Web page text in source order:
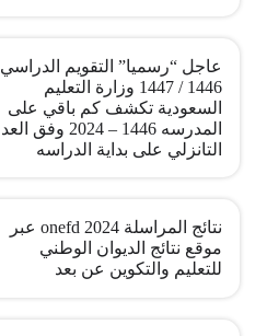
عاجل “رسميا” التقويم الدراسي
1446 / 1447 وزارة التعليم
السعودية تكشف كم باقي على
المدرسه 1446 – 2024 وفق العد
التانزلي على بداية الدراسه
نتائج المراسلة onefd 2024 عبر
موقع نتائج الديوان الوطني
للتعليم والتكوين عن بعد